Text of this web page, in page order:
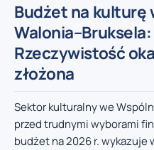
Budżet na kulturę
Rzeczywistość
złożona
Sektor kulturalny we
przed trudnymi wyborami
budżet na 2026 r.